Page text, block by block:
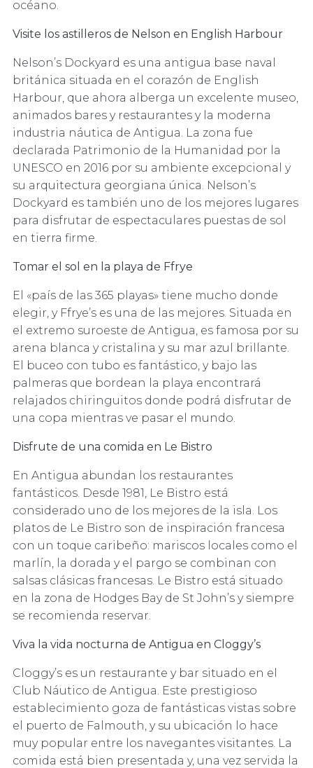
océano.
Visite los astilleros de Nelson en English Harbour
Nelson’s Dockyard es una antigua base naval
británica situada en el corazón de English
Harbour, que ahora alberga un excelente museo,
animados bares y restaurantes y la moderna
industria náutica de Antigua. La zona fue
declarada Patrimonio de la Humanidad por la
UNESCO en 2016 por su ambiente excepcional y
su arquitectura georgiana única. Nelson’s
Dockyard es también uno de los mejores lugares
para disfrutar de espectaculares puestas de sol
en tierra firme.
Tomar el sol en la playa de Ffrye
El «país de las 365 playas» tiene mucho donde
elegir, y Ffrye’s es una de las mejores. Situada en
el extremo suroeste de Antigua, es famosa por su
arena blanca y cristalina y su mar azul brillante.
El buceo con tubo es fantástico, y bajo las
palmeras que bordean la playa encontrará
relajados chiringuitos donde podrá disfrutar de
una copa mientras ve pasar el mundo.
Disfrute de una comida en Le Bistro
En Antigua abundan los restaurantes
fantásticos. Desde 1981, Le Bistro está
considerado uno de los mejores de la isla. Los
platos de Le Bistro son de inspiración francesa
con un toque caribeño: mariscos locales como el
marlín, la dorada y el pargo se combinan con
salsas clásicas francesas. Le Bistro está situado
en la zona de Hodges Bay de St John’s y siempre
se recomienda reservar.
Viva la vida nocturna de Antigua en Cloggy’s
Cloggy’s es un restaurante y bar situado en el
Club Náutico de Antigua. Este prestigioso
establecimiento goza de fantásticas vistas sobre
el puerto de Falmouth, y su ubicación lo hace
muy popular entre los navegantes visitantes. La
comida está bien presentada y, una vez servida la